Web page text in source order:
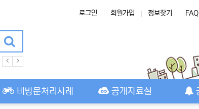
로그인 회원가입 정보찾기 FAQ
비방문처리사례 공개자료실